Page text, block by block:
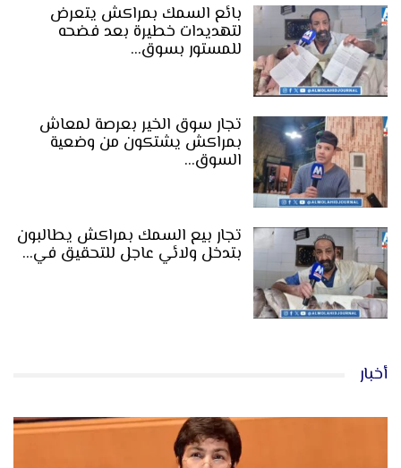
بائع السمك بمراكش يتعرض
لتهديدات خطيرة بعد فضحه
للمستور بسوق…
تجار سوق الخير بعرصة لمعاش
بمراكش يشتكون من وضعية
السوق…
تجار بيع السمك بمراكش يطالبون
بتدخل ولائي عاجل للتحقيق في…
أخبار